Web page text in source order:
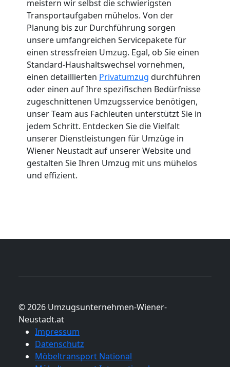
meistern wir selbst die schwierigsten
Transportaufgaben mühelos. Von der
Planung bis zur Durchführung sorgen
unsere umfangreichen Servicepakete für
einen stressfreien Umzug. Egal, ob Sie einen
Standard-Haushaltswechsel vornehmen,
einen detaillierten Privatumzug durchführen
oder einen auf Ihre spezifischen Bedürfnisse
zugeschnittenen Umzugsservice benötigen,
unser Team aus Fachleuten unterstützt Sie in
jedem Schritt. Entdecken Sie die Vielfalt
unserer Dienstleistungen für Umzüge in
Wiener Neustadt auf unserer Website und
gestalten Sie Ihren Umzug mit uns mühelos
und effizient.
© 2026 Umzugsunternehmen-Wiener-
Neustadt.at
Impressum
Datenschutz
Möbeltransport National